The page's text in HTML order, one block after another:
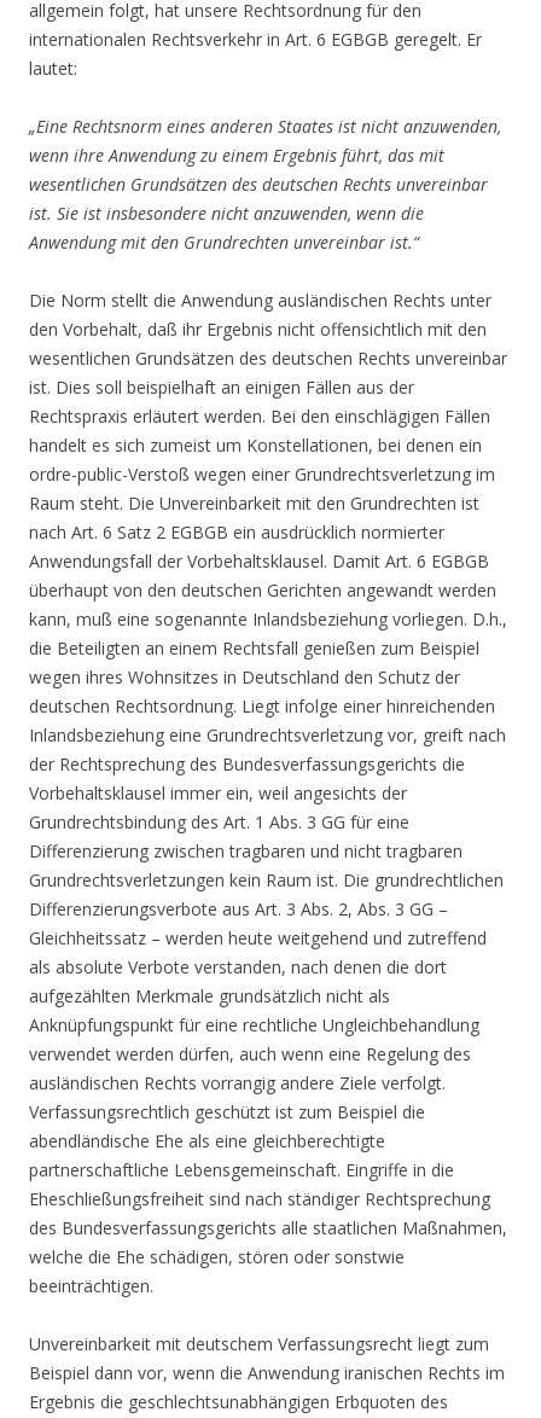
allgemein folgt, hat unsere Rechtsordnung für den
internationalen Rechtsverkehr in Art. 6 EGBGB geregelt. Er
lautet:
„Eine Rechtsnorm eines anderen Staates ist nicht anzuwenden,
wenn ihre Anwendung zu einem Ergebnis führt, das mit
wesentlichen Grundsätzen des deutschen Rechts unvereinbar
ist. Sie ist insbesondere nicht anzuwenden, wenn die
Anwendung mit den Grundrechten unvereinbar ist.“
Die Norm stellt die Anwendung ausländischen Rechts unter
den Vorbehalt, daß ihr Ergebnis nicht offensichtlich mit den
wesentlichen Grundsätzen des deutschen Rechts unvereinbar
ist. Dies soll beispielhaft an einigen Fällen aus der
Rechtspraxis erläutert werden. Bei den einschlägigen Fällen
handelt es sich zumeist um Konstellationen, bei denen ein
ordre-public-Verstoß wegen einer Grundrechtsverletzung im
Raum steht. Die Unvereinbarkeit mit den Grundrechten ist
nach Art. 6 Satz 2 EGBGB ein ausdrücklich normierter
Anwendungsfall der Vorbehaltsklausel. Damit Art. 6 EGBGB
überhaupt von den deutschen Gerichten angewandt werden
kann, muß eine sogenannte Inlandsbeziehung vorliegen. D.h.,
die Beteiligten an einem Rechtsfall genießen zum Beispiel
wegen ihres Wohnsitzes in Deutschland den Schutz der
deutschen Rechtsordnung. Liegt infolge einer hinreichenden
Inlandsbeziehung eine Grundrechtsverletzung vor, greift nach
der Rechtsprechung des Bundesverfassungsgerichts die
Vorbehaltsklausel immer ein, weil angesichts der
Grundrechtsbindung des Art. 1 Abs. 3 GG für eine
Differenzierung zwischen tragbaren und nicht tragbaren
Grundrechtsverletzungen kein Raum ist. Die grundrechtlichen
Differenzierungsverbote aus Art. 3 Abs. 2, Abs. 3 GG –
Gleichheitssatz – werden heute weitgehend und zutreffend
als absolute Verbote verstanden, nach denen die dort
aufgezählten Merkmale grundsätzlich nicht als
Anknüpfungspunkt für eine rechtliche Ungleichbehandlung
verwendet werden dürfen, auch wenn eine Regelung des
ausländischen Rechts vorrangig andere Ziele verfolgt.
Verfassungsrechtlich geschützt ist zum Beispiel die
abendländische Ehe als eine gleichberechtigte
partnerschaftliche Lebensgemeinschaft. Eingriffe in die
Eheschließungsfreiheit sind nach ständiger Rechtsprechung
des Bundesverfassungsgerichts alle staatlichen Maßnahmen,
welche die Ehe schädigen, stören oder sonstwie
beeinträchtigen.
Unvereinbarkeit mit deutschem Verfassungsrecht liegt zum
Beispiel dann vor, wenn die Anwendung iranischen Rechts im
Ergebnis die geschlechtsunabhängigen Erbquoten des